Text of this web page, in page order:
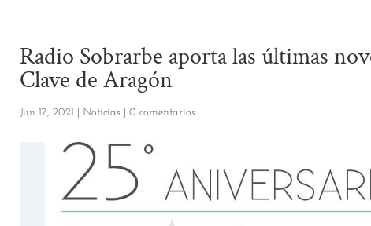
Radio Sobrarbe aporta las últimas
Clave de Aragón
Jun 17, 2021| Noticias 0 comentarios